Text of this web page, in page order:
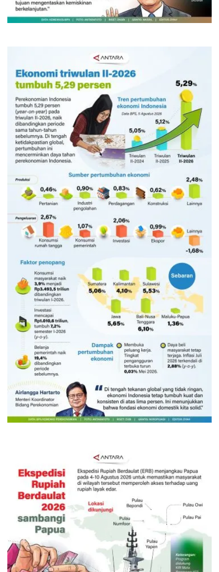
Kemarin 06:45
Ekonomi triwulan II-2026 tumbuh
5,29 persen
6 Agustus 2026